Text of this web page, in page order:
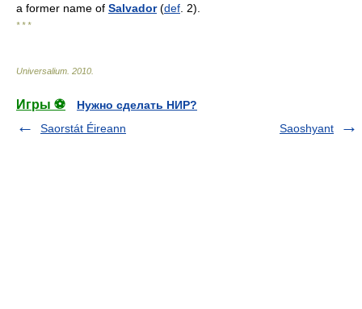
a former name of Salvador(def . 2).
* * *
Universalium 2010
Игры ⚽
Нужно сделать НИР?
Saorstát Éireann
Saoshyant